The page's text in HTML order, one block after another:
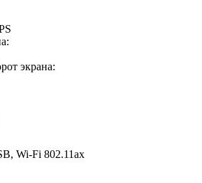
:
экрана:
Wi-Fi 802.11ax